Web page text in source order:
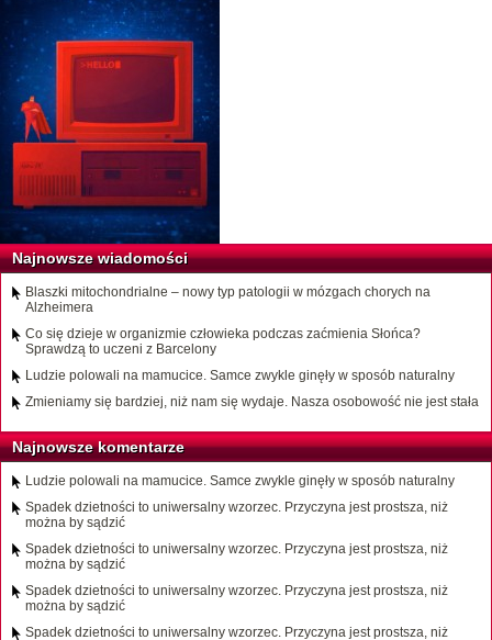
Najnowsze wiadomości
Blaszki mitochondrialne – nowy typ patologii w mózgach chorych na
Alzheimera
Co się dzieje w organizmie człowieka podczas zaćmienia Słońca?
Sprawdzą to uczeni z Barcelony
Ludzie polowali na mamucice. Samce zwykle ginęły w sposób naturalny
Zmieniamy się bardziej, niż nam się wydaje. Nasza osobowość nie jest stała
Najnowsze komentarze
Ludzie polowali na mamucice. Samce zwykle ginęły w sposób naturalny
Spadek dzietności to uniwersalny wzorzec. Przyczyna jest prostsza, niż
można by sądzić
Spadek dzietności to uniwersalny wzorzec. Przyczyna jest prostsza, niż
można by sądzić
Spadek dzietności to uniwersalny wzorzec. Przyczyna jest prostsza, niż
można by sądzić
Spadek dzietności to uniwersalny wzorzec. Przyczyna jest prostsza, niż